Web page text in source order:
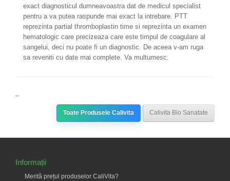
exact diagnosticul dumneavoastra dat de medicul specialist
pentru a va putea raspunde mai exact la intrebare. PTT
reprezinta partial thromboplastin time si reprezinta un examen
hematologic care precizeaza care este timpul de coagulare al
sangelui, deci nu poate fi un diagnostic. De aceea v-am ruga
sa reveniti cu date mai complete. Va multumesc.
Toate Produsele Calivita Calivita Bio Sanatate
Informații
Merită prețul produselor CaliVita?